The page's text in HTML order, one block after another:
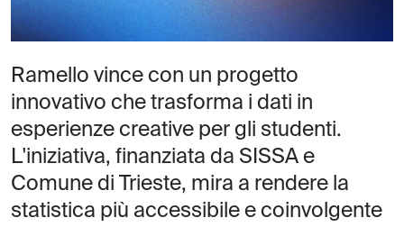
Ramello vince con un progetto
innovativo che trasforma i dati in
esperienze creative per gli studenti.
L'iniziativa, finanziata da SISSA e
Comune di Trieste, mira a rendere la
statistica più accessibile e coinvolgente